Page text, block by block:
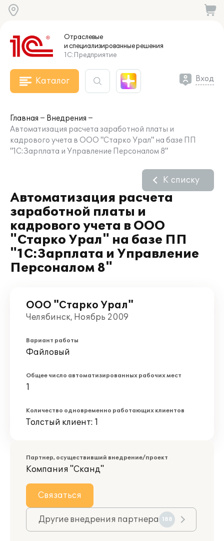
Отраслевые
и специализированныерешения
1С:Предприятие
Каталог Вход
Главная
Внедрения
Автоматизация расчета заработной платы и
кадрового учета в ООО "Старко Урал" на базе ПП
"1С:Зарплата и Управление Персоналом 8"
Автоматизация расчета
заработной платы и
кадрового учета в ООО
"Старко Урал" на базе ПП
"1С:Зарплата и Управление
Персоналом 8"
К списку
ООО "Старко Урал"
Челябинск, Ноябрь 2009
Вариант работы
Файловый
Общее число автоматизированных рабочих мест
1
Количество одновременно работающих клиентов
Толстый клиент: 1
Партнер, осуществивший внедрение/проект
Компания "Сканд"
Связаться
Другие внедрения партнера 188